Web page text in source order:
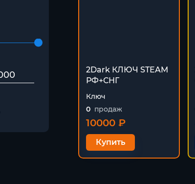
2Dark КЛЮЧ STEAM
РФ+СНГ
Ключ
0 продаж
10000 ₽
Купить